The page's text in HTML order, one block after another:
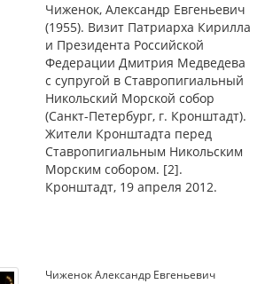
Чиженок, Александр Евгеньевич
(1955). Визит Патриарха Кирилла
и Президента Российской
Федерации Дмитрия Медведева
с супругой в Ставропигиальный
Никольский Морской собор
(Санкт-Петербург, г. Кронштадт).
Жители Кронштадта перед
Ставропигиальным Никольским
Морским собором. [2].
Кронштадт, 19 апреля 2012.
Чиженок Александр Евгеньевич